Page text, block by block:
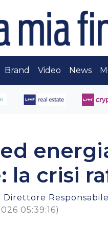
Brand Video News
la crisi
Direttore
05:39:16)